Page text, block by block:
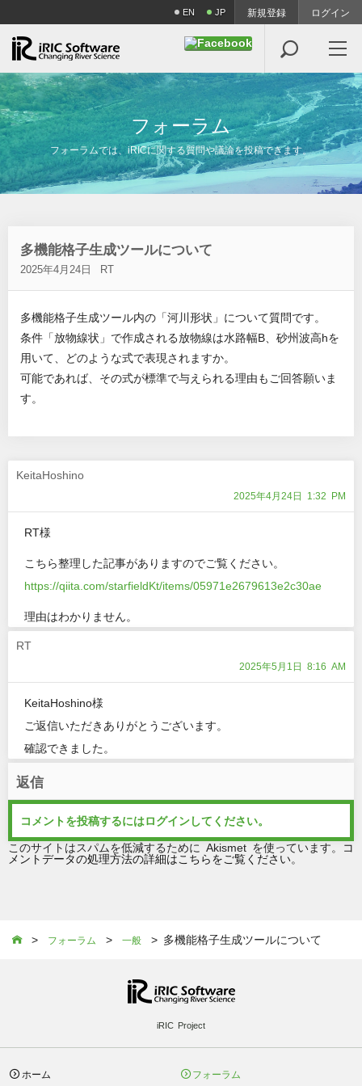
EN JP 新規登録 ログイン

フ ォ ーラム
フォーラムでは、iRICに関する質問や議論を投稿できます。
多機能格子生成ツールについて
2025年4月24日 RT
多機能格子生成ツール内の「河川形状」について質問です。
条件「放物線状」で作成される放物線は水路幅B、砂州波高hを
用いて、どのような式で表現されますか。
可能であれば、その式が標準で与えられる理由もご回答願いま
す。
KeitaHoshino
2025年4月24日 1:32 PM
RT様
こちら整理した記事がありますのでご覧ください。
https://qiita.com/starfieldKt/items/05971e2679613e2c30ae
理由はわかりません。
RT
2025年5月1日 8:16 AM
KeitaHoshino様
ご返信いただきありがとうございます。
確認できました。
返信
コメントを投稿するにはログイン してください。
このサイトはスパムを低減するために Akismet を使っています。
コ
メントデータの処理方法の詳細はこちらをご覧ください
 > フォーラム > 一般 > 多機能格子生成ツールについて
iRIC Project
ホーム フォーラム